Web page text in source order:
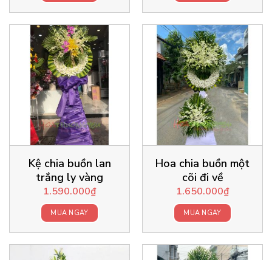
Kệ chia buồn lan
trắng ly vàng
1.590.000₫
MUA NGAY
Hoa chia buồn một
cõi đi về
1.650.000₫
MUA NGAY